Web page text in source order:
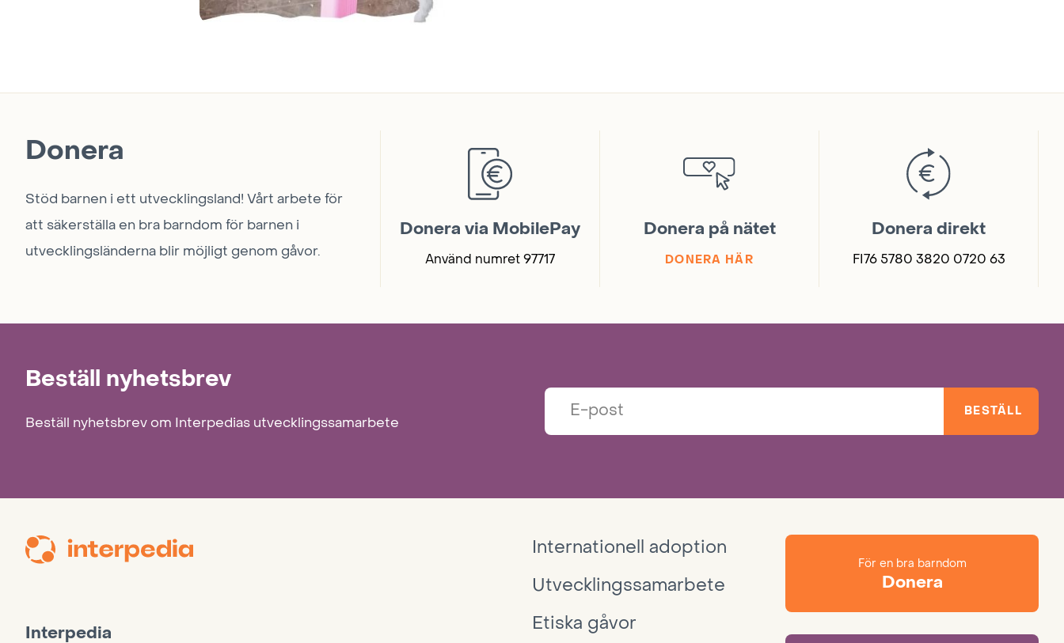
Donera
Stöd barnen i ett utvecklingsland! Vårt arbete för
att säkerställa en bra barndom för barnen i
utvecklingsländerna blir möjligt genom gåvor.
Donera via MobilePay
Använd numret 97717
Donera på nätet
DONERA HÄR
Donera direkt
FI76 5780 3820 0720 63
Beställ nyhetsbrev
Beställ nyhetsbrev om Interpedias utvecklingssamarbete
BESTÄLL
Interpedia
Internationell adoption
Utvecklingssamarbete
Etiska gåvor
För en bra barndom
Donera